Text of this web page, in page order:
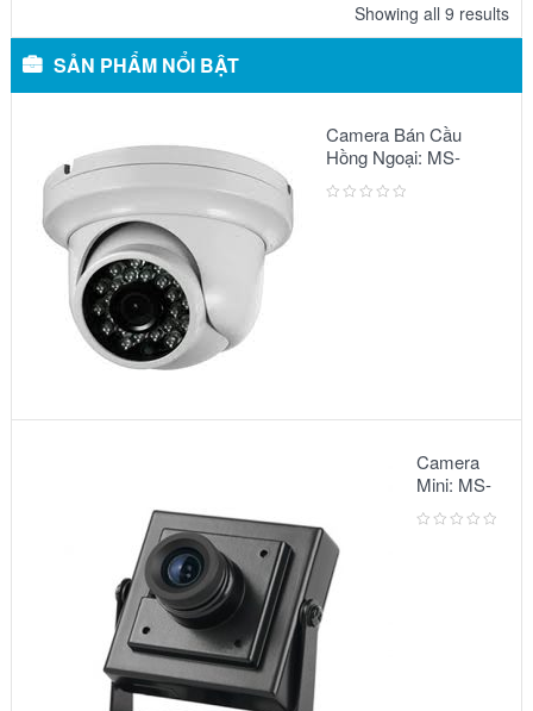
Showing all 9 results
SẢN PHẨM NỔI BẬT
Camera Bán Cầu
Hồng Ngoại: MS-
2303 IR
Camera
Mini: MS-
5068